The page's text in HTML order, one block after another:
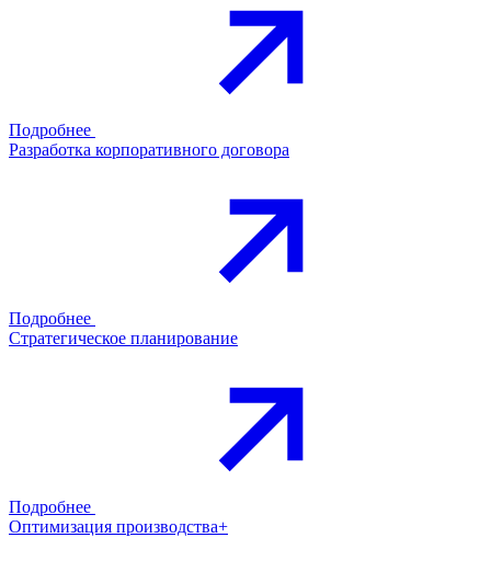
Подробнее
Разработка корпоративного договора
Подробнее
Стратегическое планирование
Подробнее
Оптимизация производства+